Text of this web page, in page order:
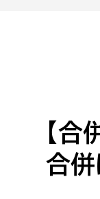
若者
【
合併